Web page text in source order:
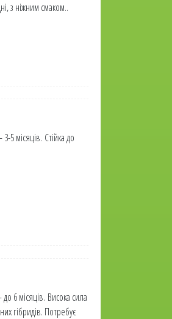
з ніжним смаком..
місяців. Стійка до
6 місяців. Висока сила
гібридів. Потребує